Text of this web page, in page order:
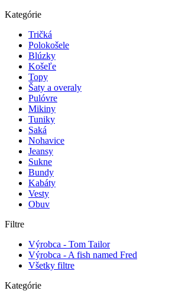
Kategórie
Tričká
Polokošele
Blúzky
Košeľe
Topy
Šaty a overaly
Pulóvre
Mikiny
Tuniky
Saká
Nohavice
Jeansy
Sukne
Bundy
Kabáty
Vesty
Obuv
Filtre
Výrobca - Tom Tailor
Výrobca - A fish named Fred
Všetky filtre
Kategórie